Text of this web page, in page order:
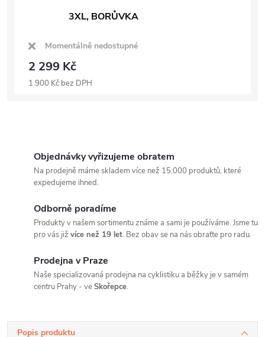
3XL, BORŮVKA
Momentálně nedostupné
2 299 Kč
1 900 Kč bez DPH
Objednávky vyřizujeme obratem
Na prodejně máme skladem více než 15.000 produktů, které
expedujeme ihned.
Odborně poradíme
Produkty v našem sortimentu známe a sami je používáme. Jsme tu
pro vás již více než 19 let. Bez obav se na nás obraťte pro radu.
Prodejna v Praze
Naše specializovaná prodejna na cyklistiku a běžky je v samém
centru Prahy - veSkořepce.
Popis produktu